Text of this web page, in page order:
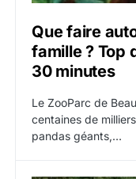
Que faire
famille ? Top
30 minutes
Le ZooParc de
centaines de
pandas géants,…